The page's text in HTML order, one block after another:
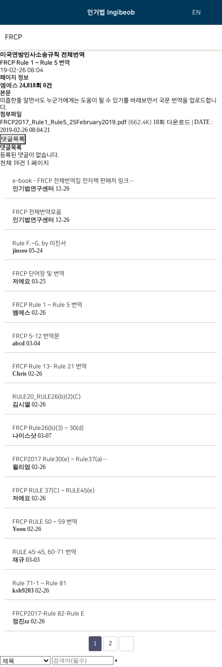
인기법 Ingibeob EN
FRCP
미국연방민사소송규칙 전체번역
FRCP Rule 1 ~ Rule 5 번역
19-02-26 08:04
페이지 정보
엠에스 24,818회 0건
본문
미흡한줄 알면서도 누군가에게는 도움이 될 수 있기를 바래보면서 국문 번역을 업로드합니
다.
첨부파일
FRCP2017_Rule1_Rule5_25February2019.pdf (662.4K) 18회 다운로드
DATE :
2019-02-26 08:04:21
댓글목록
댓글목록
등록된 댓글이 없습니다.
전체 16건 1 페이지
e-book - FRCP 전체번역집 전자책 판매처 링크…
인기법연구센터 12-26
FRCP 전체번역모음
인기법연구센터 12-26
Rule F.~G. by 이진서
jinseo 05-24
FRCP 단어장 및 번역
저에요 03-25
FRCP Rule 1 ~ Rule 5 번역
엠에스 02-26
FRCP 5-12 번역문
abcd 03-04
FRCP Rule 13- Rule 21 번역
Chris 02-26
RULE20_RULE26(b)(2)(C)
김시열 02-26
FRCP Rule26(b)(3) ~ 30(d)
나이스샷 03-07
FRCP2017 Rule30(e) ~ Rule37(a)…
윌리엄 02-26
FRCP RULE 37(C) ~ RULE45(e)
저에요 02-26
FRCP RULE 50 ~ 59 번역
Yoon 02-26
RULE 45-45, 60-71 번역
재규 03-03
Rule 71-1 ~ Rule 81
ksh9203 02-26
FRCP2017-Rule 82-Rule E
정진zz 02-26
1 2